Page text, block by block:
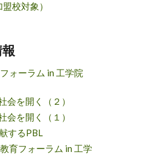
校対象）
ォーラム in 工学院
会を開く（２）
会を開く（１）
するPBL
育フォーラム in 工学